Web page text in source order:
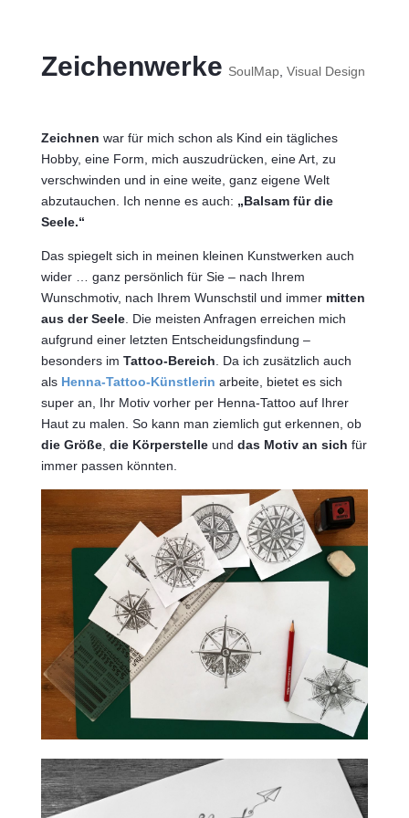
Zeichenwerke SoulMap, Visual Design
Zeichnen war für mich schon als Kind ein tägliches
Hobby, eine Form, mich auszudrücken, eine Art, zu
verschwinden und in eine weite, ganz eigene Welt
abzutauchen. Ich nenne es auch: „Balsam für die
Seele.“
Das spiegelt sich in meinen kleinen Kunstwerken auch
wider … ganz persönlich für Sie – nach Ihrem
Wunschmotiv, nach Ihrem Wunschstil und immer mitten
aus der Seele. Die meisten Anfragen erreichen mich
aufgrund einer letzten Entscheidungsfindung –
besonders im Tattoo-Bereich . Da ich zusätzlich auch
als Henna-Tattoo-Künstlerin arbeite, bietet es sich
super an, Ihr Motiv vorher per Henna-Tattoo auf Ihrer
Haut zu malen. So kann man ziemlich gut erkennen, ob
die Größe, die Körperstelleund das Motiv an sich für
immer passen könnten.